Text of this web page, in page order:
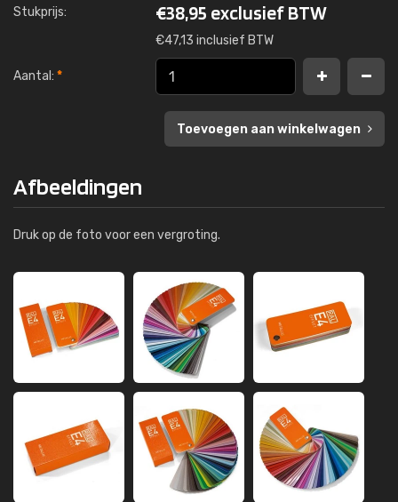
Stukprijs: €38,95 exclusief BTW
€47,13 inclusief BTW
Aantal: *
Toevoegen aan winkelwagen
Afbeeldingen
Druk op de foto voor een vergroting.